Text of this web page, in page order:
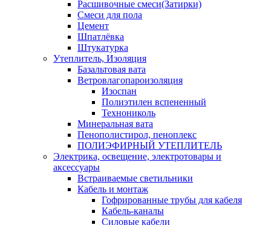
Расшивочные смеси(Затирки)
Смеси для пола
Цемент
Шпатлёвка
Штукатурка
Утеплитель, Изоляция
Базальтовая вата
Ветровлагопароизоляция
Изоспан
Полиэтилен вспененный
Технониколь
Минеральная вата
Пенополистирол, пеноплекс
ПОЛИЭФИРНЫЙ УТЕПЛИТЕЛЬ
Электрика, освещение, электротовары и
аксессуары
Встраиваемые светильники
Кабель и монтаж
Гофрированные трубы для кабеля
Кабель-каналы
Силовые кабели